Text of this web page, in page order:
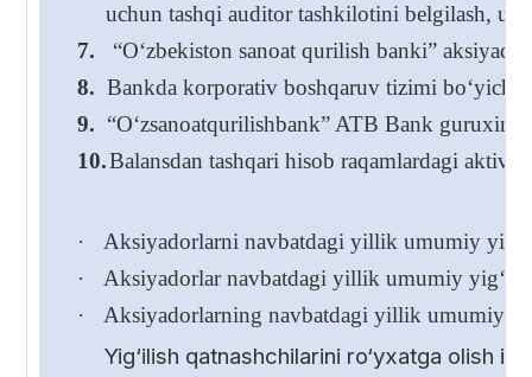
uchun tashqi auditor tashkilotini belgilash,
7.
“O‘zbekiston sanoat qurilish banki”
8. Bankda korporativ boshqaruv tizimi
9. “O‘zsanoatqurilishbank” ATB Bank
10.Balansdan tashqari hisob raqamlardagi
·
Aksiyadorlarni navbatdagi yillik umumiy
·
Aksiyadorlar navbatdagi yillik umumiy
·
Aksiyadorlarning navbatdagi yillik umumiy
Yig‘ilish qatnashchilarini ro‘yxatga olish